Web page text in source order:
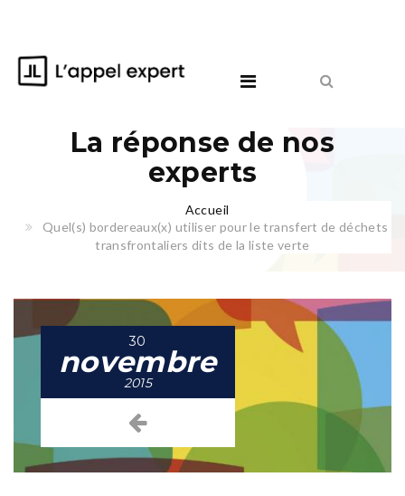
La réponse de nos
experts
Accueil
Quel(s) bordereaux(x) utiliser pour le transfert de déchets
transfrontaliers dits de la liste verte
30
novembre
2015